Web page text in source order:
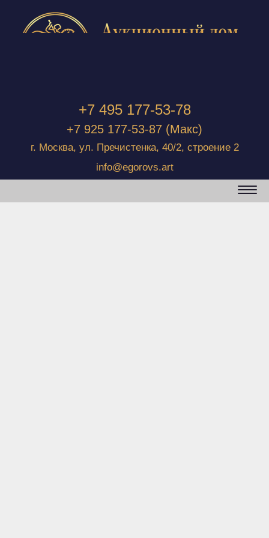
+7 495 177-53-78
+7 925 177-53-87 (Макс)
г. Москва, ул. Пречистенка, 40/2, строение 2
info@egorovs.art